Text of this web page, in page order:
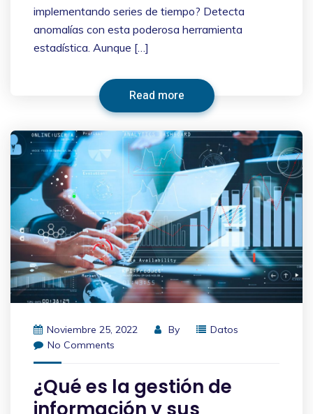
implementando series de tiempo? Detecta
anomalías con esta poderosa herramienta
estadística. Aunque […]
Read more
Noviembre 25, 2022 By
Datos
No Comments
¿Qué es la gestión de